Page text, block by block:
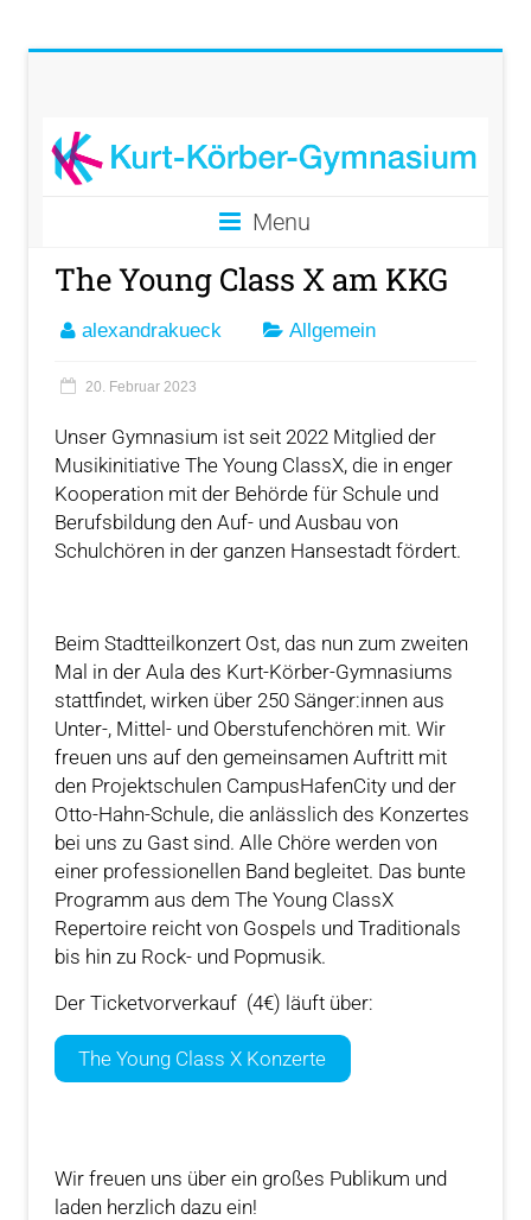
Menu
The Young Class X am KKG
alexandrakueck Allgemein
20. Februar 2023
Unser Gymnasium ist seit 2022 Mitglied der
Musikinitiative The Young ClassX, die in enger
Kooperation mit der Behörde für Schule und
Berufsbildung den Auf- und Ausbau von
Schulchören in der ganzen Hansestadt fördert.
Beim Stadtteilkonzert Ost, das nun zum zweiten
Mal in der Aula des Kurt-Körber-Gymnasiums
stattfindet, wirken über 250 Sänger:innen aus
Unter-, Mittel- und Oberstufenchören mit. Wir
freuen uns auf den gemeinsamen Auftritt mit
den Projektschulen CampusHafenCity und der
Otto-Hahn-Schule, die anlässlich des Konzertes
bei uns zu Gast sind. Alle Chöre werden von
einer professionellen Band begleitet. Das bunte
Programm aus dem The Young ClassX
Repertoire reicht von Gospels und Traditionals
bis hin zu Rock- und Popmusik.
Der Ticketvorverkauf (4€) läuft über:
The Young Class X Konzerte
Wir freuen uns über ein großes Publikum und
laden herzlich dazu ein!